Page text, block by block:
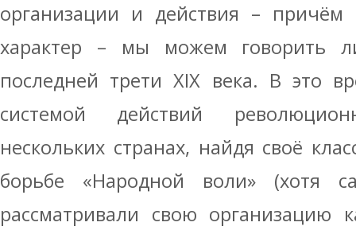
организации и действия – причём
характер – мы можем говорить
последней трети XIX века. В это
системой действий
нескольких странах, найдя своё
борьбе «Народной воли» (хотя
рассматривали свою организацию